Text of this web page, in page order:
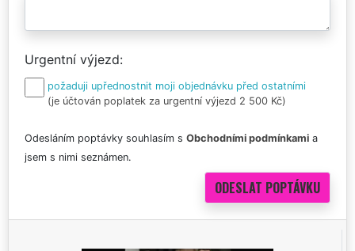
Urgentní výjezd
požaduji upřednostnit moji objednávku před ostatními
(je účtován poplatek za urgentní výjezd 2 500 Kč)
Odesláním poptávky souhlasím s Obchodními podmínkami a
jsem s nimi seznámen.